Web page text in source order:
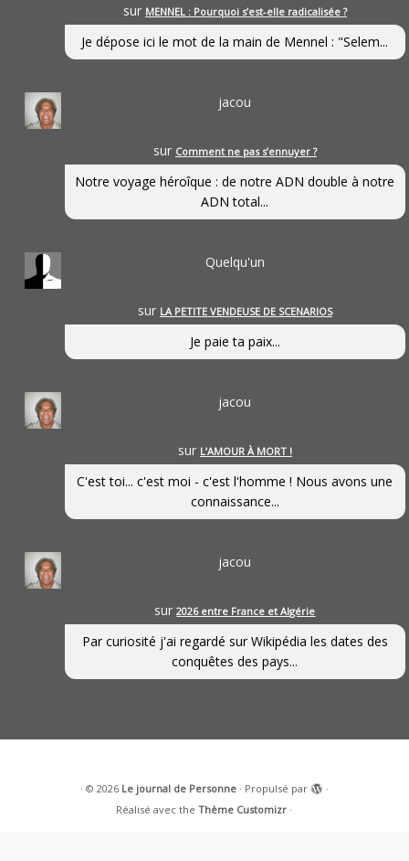
sur MENNEL : Pourquoi s’est-elle radicalisée ?
Je dépose ici le mot de la main de Mennel : "Selem...
jacou
sur Comment ne pas s’ennuyer ?
Notre voyage héroîque : de notre ADN double à notre
ADN total...
Quelqu'un
sur LA PETITE VENDEUSE DE SCENARIOS
Je paie ta paix...
jacou
sur L’AMOUR À MORT !
C'est toi... c'est moi - c'est l'homme ! Nous avons une
connaissance...
jacou
sur2026 entre France et Algérie
Par curiosité j'ai regardé sur Wikipédia les dates des
conquêtes des pays...
· © 2026 Le journal de Personne· Propulsé par
·
Réalisé avec theThème Customizr ·